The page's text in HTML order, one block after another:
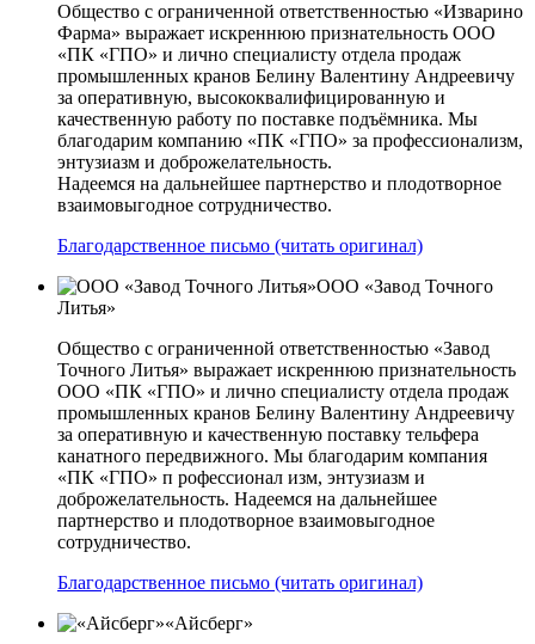
Общество с ограниченной ответственностью «Изварино
Фарма» выражает искреннюю признательность ООО
«ПК «ГПО» и лично специалисту отдела продаж
промышленных кранов Белину Валентину Андреевичу
за оперативную, высококвалифицированную и
качественную работу по поставке подъёмника. Мы
благодарим компанию «ПК «ГПО» за профессионализм,
энтузиазм и доброжелательность.
Надеемся на дальнейшее партнерство и плодотворное
взаимовыгодное сотрудничество.
Благодарственное письмо (читать оригинал)
ООО «Завод Точного
Литья»
Общество с ограниченной ответственностью «Завод
Точного Литья» выражает искреннюю признательность
ООО «ПК «ГПО» и лично специалисту отдела продаж
промышленных кранов Белину Валентину Андреевичу
за оперативную и качественную поставку тельфера
канатного передвижного. Мы благодарим компания
«ПК «ГПО» п рофессионал изм, энтузиазм и
доброжелательность. Надеемся на дальнейшее
партнерство и плодотворное взаимовыгодное
сотрудничество.
Благодарственное письмо (читать оригинал)
«Айсберг»